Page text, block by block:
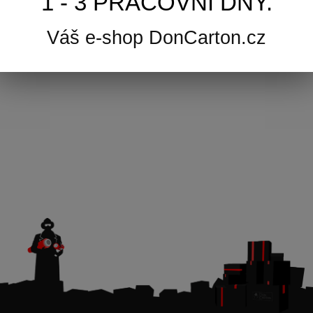
Váš e-shop DonCarton.cz